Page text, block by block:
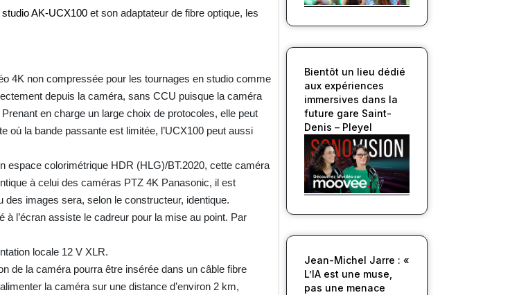
AK-UCX100 et son adaptateur de fibre optique, les
4K non compressée pour les tournages en studio comme
depuis la caméra, sans CCU puisque la caméra
en charge un large choix de protocoles, elle peut
la bande passante est limitée, l’UCX100 peut aussi
espace colorimétrique HDR (HLG)/BT.2020, cette caméra
à celui des caméras PTZ 4K Panasonic, il est
images sera, selon le constructeur, identique.
l’écran assiste le cadreur pour la mise au point. Par
locale 12 V XLR.
de la caméra pourra être insérée dans un câble fibre
la caméra sur une distance d’environ 2 km,
Bientôt un lieu dédié
aux expériences
immersives dans la
future gare Saint-
Denis – Pleyel
Jean-Michel Jarre : «
L’IA est une muse,
pas une menace